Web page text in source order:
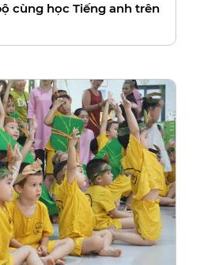
cùng học Tiếng anh trên